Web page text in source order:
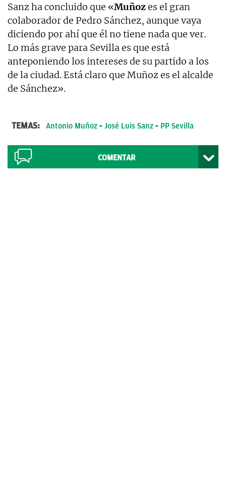
Sanz ha concluido que «Muñozes el gran
colaborador de Pedro Sánchez, aunque vaya
diciendo por ahí que él no tiene nada que ver.
Lo más grave para Sevilla es que está
anteponiendo los intereses de su partido a los
de la ciudad. Está claro que Muñoz es el alcalde
de Sánchez».
TEMAS: Antonio Muñoz José Luis Sanz PP Sevilla
COMENTAR